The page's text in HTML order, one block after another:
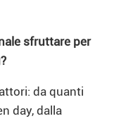
sfruttare per
da quanti
day, dalla